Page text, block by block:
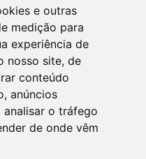
e outras
medição para
experiência de
nosso site, de
conteúdo
anúncios
analisar o tráfego
de onde vêm
uma árvore! Leia mais